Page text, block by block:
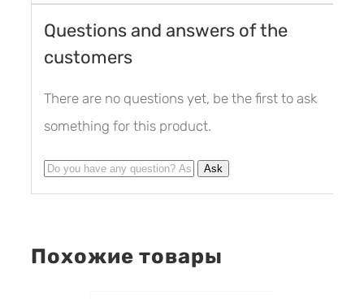
Questions and answers of the
customers
There are no questions yet, be the first to ask
something for this product.
Похожие товары